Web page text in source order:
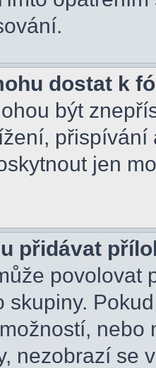
dostat k
být
jen
přidávat
povolovat
skupiny.
nezobrazí se